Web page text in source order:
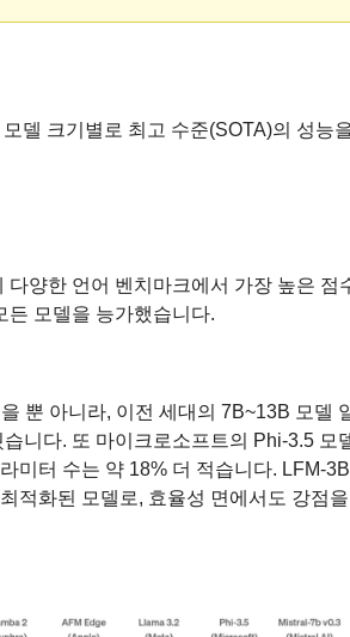
델 크기별로 최고 수준(SOTA)의 성능
다양한 언어 벤치마크에서 가장 높은 점
든 모델을 능가했습니다.
뿐 아니라, 이전 세대의 7B~13B 모델
니다. 또 마이크로소프트의 Phi-3.5 모
미터 수는 약 18% 더 적습니다. LFM-
적화된 모델로, 효율성 면에서도 강점